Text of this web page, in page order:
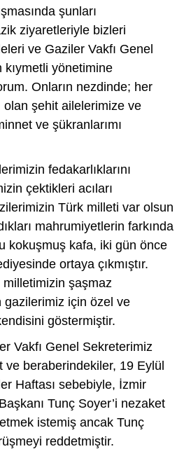
şunları
ziyaretleriyle bizleri
ve Gaziler Vakfı Genel
kıymetli yönetimine
Onların nezdinde; her
olan şehit ailelerimize ve
ve şükranlarımı
fedakarlıklarını
çektikleri acıları
Türk milleti var olsun
mahrumiyetlerin farkında
kokuşmuş kafa, iki gün önce
ortaya çıkmıştır.
şaşmaz
gazilerimiz için özel ve
göstermiştir.
Vakfı Genel Sekreterimiz
ve beraberindekiler, 19 Eylül
Haftası sebebiyle, İzmir
Tunç Soyer’i nezaket
istemiş ancak Tunç
reddetmiştir.